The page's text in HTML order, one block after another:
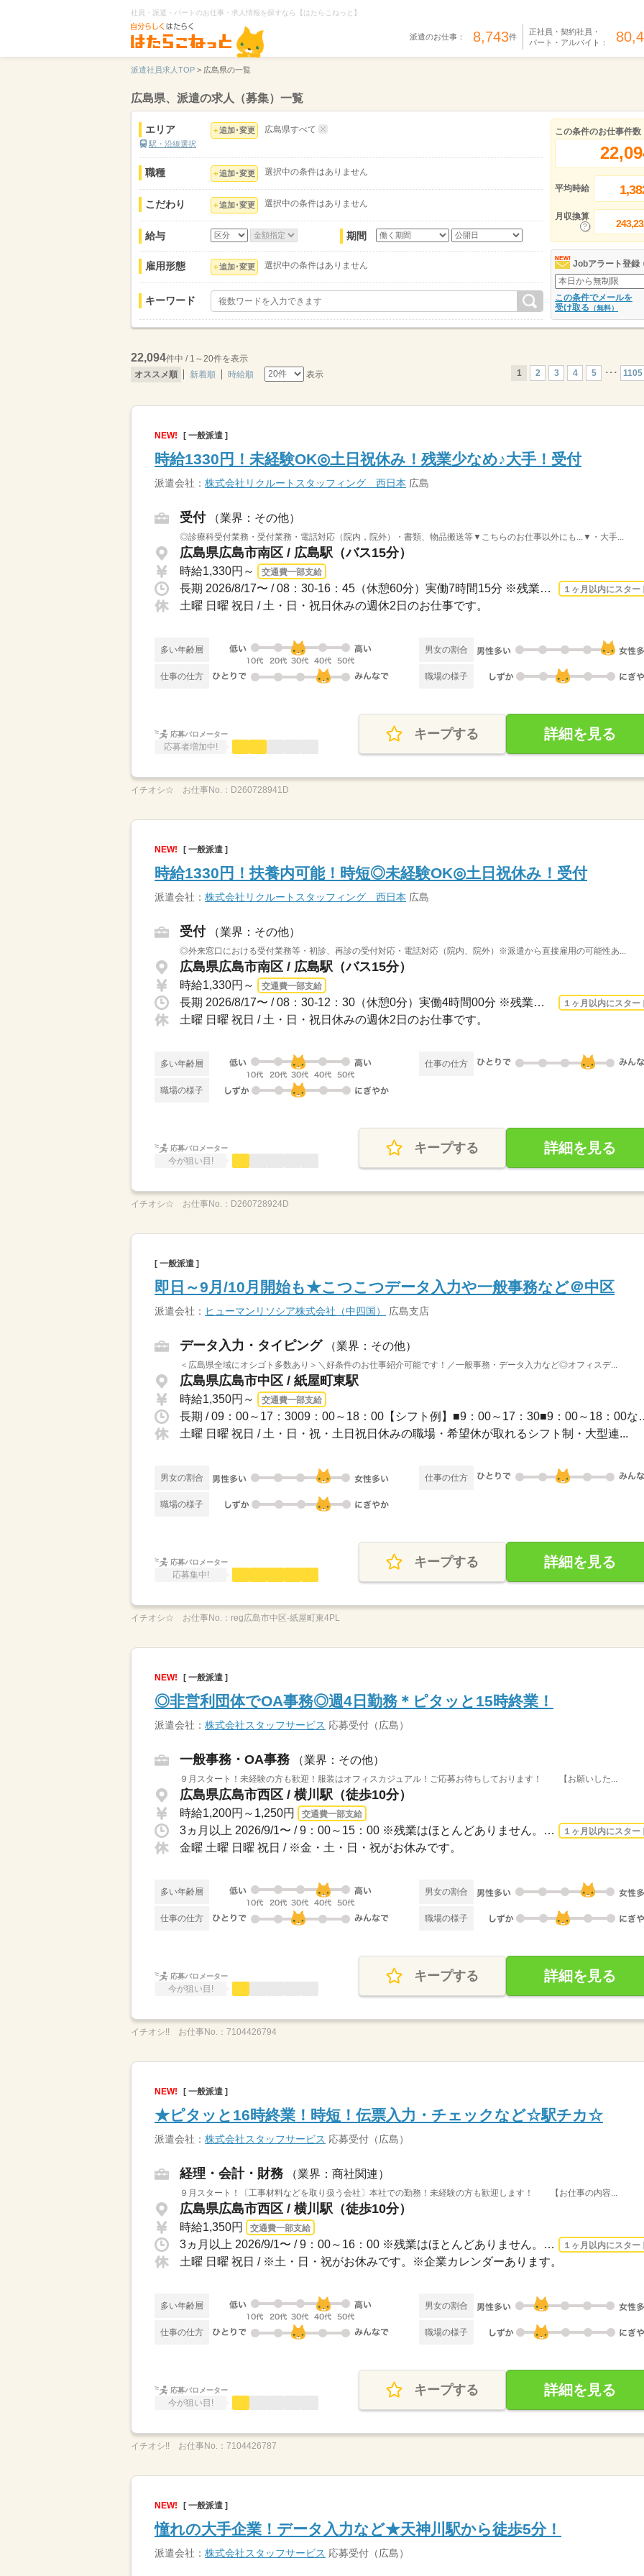
社員・派遣・パートのお仕事・求人情報を探すなら【はたらこねっと】
派遣のお仕事： 8,743件
正社員・契約社員・
パート・アルバイト：
派遣社員求人TOP > 広島県の一覧
広島県、派遣の求人（募集）一覧
エリア
駅・沿線選択
追加･変更 広島県すべて
職種 追加･変更 選択中の条件はありません
こだわり 追加･変更 選択中の条件はありません
給与 期間
雇用形態 追加･変更 選択中の条件はありません
キーワード
この条件のお仕事件数
平均時給
月収換算
Jobアラート登録
この条件でメールを
受け取る （無料）
22,094件中 / 1～20件を表示
オススメ順
新着順 時給順 表示 1 2 3 4 5 ･･･ 1105
NEW! [ 一般派遣 ]
時給1330円！未経験OK◎土日祝休み！残業少なめ♪大手！受付
派遣会社： 株式会社リクルートスタッフィング 西日本 広島
受付 （業界：その他）
◎診療科受付業務・受付業務・電話対応（院内，院外）・書類、物品搬送等▼こちらのお仕事以外にも...▼・大手...
広島県広島市南区 / 広島駅（バス15分）
時給1,330円～ 交通費一部支給
長期 2026/8/17〜 / 08：30-16：45（休憩60分）実働7時間15分 ※残業時間：月0時間～3... １ヶ月以内にスター
土曜 日曜 祝日 / 土・日・祝日休みの週休2日のお仕事です。
多い年齢層 男女の割合
仕事の仕方 職場の様子
応募バロメーター
応募者増加中!
キープする 詳細を見る
イチオシ☆ お仕事No.： D260728941D
NEW! [ 一般派遣 ]
時給1330円！扶養内可能！時短◎未経験OK◎土日祝休み！受付
派遣会社： 株式会社リクルートスタッフィング 西日本 広島
受付 （業界：その他）
◎外来窓口における受付業務等・初診、再診の受付対応・電話対応（院内、院外）※派遣から直接雇用の可能性あ...
広島県広島市南区 / 広島駅（バス15分）
時給1,330円～ 交通費一部支給
長期 2026/8/17〜 / 08：30-12：30（休憩0分）実働4時間00分 ※残業時間：月0時間～3時... １ヶ月以内にスター
土曜 日曜 祝日 / 土・日・祝日休みの週休2日のお仕事です。
多い年齢層 仕事の仕方
職場の様子
応募バロメーター
今が狙い目!
キープする 詳細を見る
イチオシ☆ お仕事No.： D260728924D
[ 一般派遣 ]
即日～9月/10月開始も★こつこつデータ入力や一般事務など＠中区
派遣会社： ヒューマンリソシア株式会社（中四国） 広島支店
データ入力・タイピング （業界：その他）
＜広島県全域にオシゴト多数あり＞＼好条件のお仕事紹介可能です！／一般事務・データ入力など◎オフィスデ...
広島県広島市中区 / 紙屋町東駅
時給1,350円～ 交通費一部支給
長期 / 09：00～17：
土曜 日曜 祝日 / 土・日・祝・土日祝日休みの職場・希望休が取れるシフト制・大型連...
男女の割合 仕事の仕方
職場の様子
応募バロメーター
応募集中!
キープする 詳細を見る
イチオシ☆ お仕事No.： reg広島市中区-紙屋町東4PL
NEW! [ 一般派遣 ]
◎非営利団体でOA事務◎週4日勤務＊ピタッと15時終業！
派遣会社： 株式会社スタッフサービス 応募受付（広島）
一般事務・OA事務 （業界：その他）
９月スタート！未経験の方も歓迎！服装はオフィスカジュアル！ご応募お待ちしております！ 【お願いした...
広島県広島市西区 / 横川駅（徒歩10分）
時給1,200円～1,250円 交通費一部支給
3ヵ月以上 2026/9/1〜 / 9：00～15：00 ※残業はほとんどありません。※休憩は６０分で... １ヶ月以内にスター
金曜 土曜 日曜 祝日 / ※金・土・日・祝がお休みです。
多い年齢層 男女の割合
仕事の仕方 職場の様子
応募バロメーター
今が狙い目!
キープする 詳細を見る
イチオシ!! お仕事No.： 7104426794
NEW! [ 一般派遣 ]
★ピタッと16時終業！時短！伝票入力・チェックなど☆駅チカ☆
派遣会社： 株式会社スタッフサービス 応募受付（広島）
経理・会計・財務 （業界：商社関連）
９月スタート！〔工事材料などを取り扱う会社〕本社での勤務！未経験の方も歓迎します！ 【お仕事の内容...
広島県広島市西区 / 横川駅（徒歩10分）
時給1,350円 交通費一部支給
3ヵ月以上 2026/9/1〜 / 9：00～16：00 ※残業はほとんどありません。※休憩は６０分で... １ヶ月以内にスター
土曜 日曜 祝日 / ※土・日・祝がお休みです。※企業カレンダーあります。
多い年齢層 男女の割合
仕事の仕方 職場の様子
応募バロメーター
今が狙い目!
キープする 詳細を見る
イチオシ!! お仕事No.： 7104426787
NEW! [ 一般派遣 ]
憧れの大手企業！データ入力など★天神川駅から徒歩5分！
派遣会社： 株式会社スタッフサービス 応募受付（広島）